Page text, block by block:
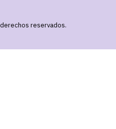
reservados.